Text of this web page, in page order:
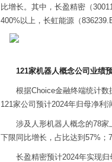
比增长。其中，长盈精密（
400%以上，长虹能源（
121家机器人概念公司业绩
根据Choice金融终端统计数
121家公司预计2024年归母净利
涉及人形机器人概念的78
下限同比增长，占比达到57%；
长盈精密预计2024年实现